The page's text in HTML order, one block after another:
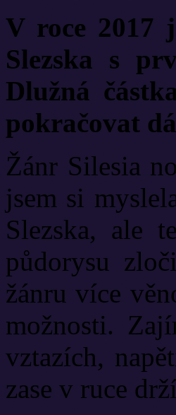
V roce 2017
Slezska s
Dlužná
pokračovat
Žánr Silesia
jsem si
Slezska, ale
půdorysu
žánru více
možnosti.
vztazích,
zase v ruce